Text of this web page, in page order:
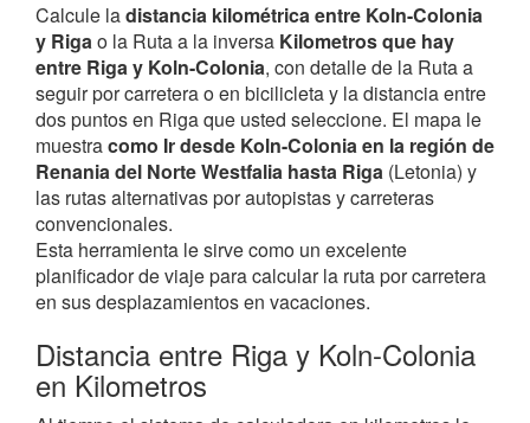
Calcule ladistancia kilométrica entre Koln-Colonia
y Rigao la Ruta a la inversa Kilometros que hay
entre Riga y Koln-Colonia, con detalle de la Ruta a
seguir por carretera o en bicilicleta y la distancia entre
dos puntos en Riga que usted seleccione. El mapa le
muestracomo Ir desde Koln-Colonia en la región de
Renania del Norte Westfalia hasta Riga (Letonia) y
las rutas alternativas por autopistas y carreteras
convencionales.
Esta herramienta le sirve como un excelente
planificador de viaje para calcular la ruta por carretera
en sus desplazamientos en vacaciones.
Distancia entre Riga y Koln-Colonia
en Kilometros